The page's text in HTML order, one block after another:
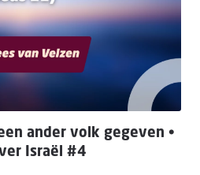
ander volk gegeven •
Israël #4